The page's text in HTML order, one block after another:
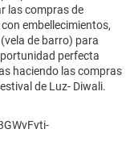
las compras de
embellecimientos,
de barro) para
perfecta
haciendo las compras
de Luz- Diwali.